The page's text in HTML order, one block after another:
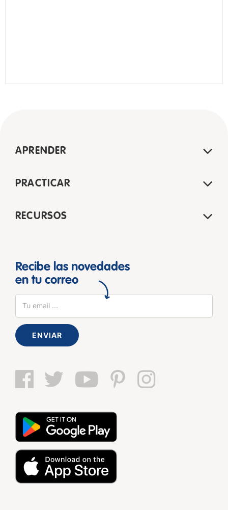
APRENDER
PRACTICAR
RECURSOS
Recibe las novedades
en tu correo
ENVIAR